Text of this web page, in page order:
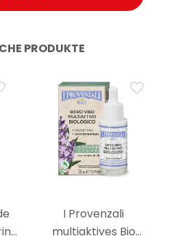
PRODUKTE
I Provenzali
multiaktives Bio